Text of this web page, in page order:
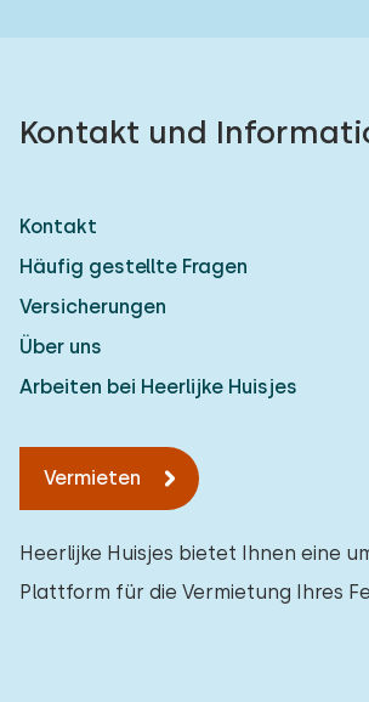
Kontakt und
Kontakt
Häufig gestellte Fragen
Versicherungen
Über uns
Arbeiten bei Heerlijke Huisjes
Vermieten
Heerlijke Huisjes bietet Ihnen eine
Plattform für die Vermietung Ihres